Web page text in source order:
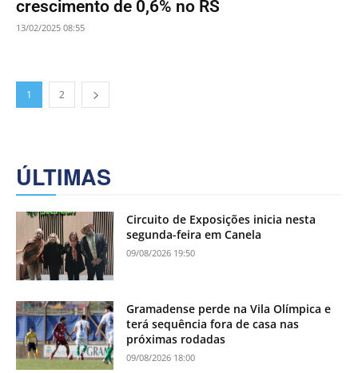
crescimento de 0,6% no RS
13/02/2025 08:55
1 2
ÚLTIMAS
Circuito de Exposições inicia nesta
segunda-feira em Canela
09/08/2026 19:50
Gramadense perde na Vila Olímpica e
terá sequência fora de casa nas
próximas rodadas
09/08/2026 18:00